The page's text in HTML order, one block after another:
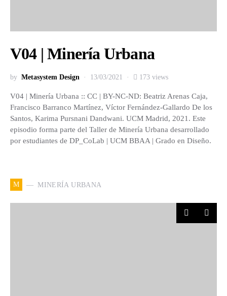
V04 | Minería Urbana
by Metasystem Design 13/03/2021 173 views
V04 | Minería Urbana :: CC | BY-NC-ND: Beatriz Arenas Caja,
Francisco Barranco Martínez, Víctor Fernández-Gallardo De los
Santos, Karima Pursnani Dandwani. UCM Madrid, 2021. Este
episodio forma parte del Taller de Minería Urbana desarrollado
por estudiantes de DP_CoLab | UCM BBAA | Grado en Diseño.
M MINERÍA URBANA